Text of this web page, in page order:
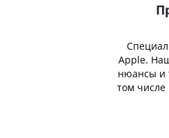
Apple.
нюансы и
том числе